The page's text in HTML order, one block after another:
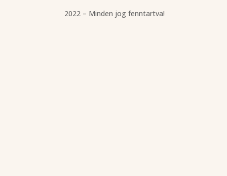
2022 – Minden jog fenntartva!